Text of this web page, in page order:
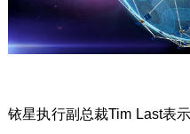
铱星执行副总裁Tim Last表